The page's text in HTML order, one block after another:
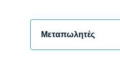
Μεταπωλητές